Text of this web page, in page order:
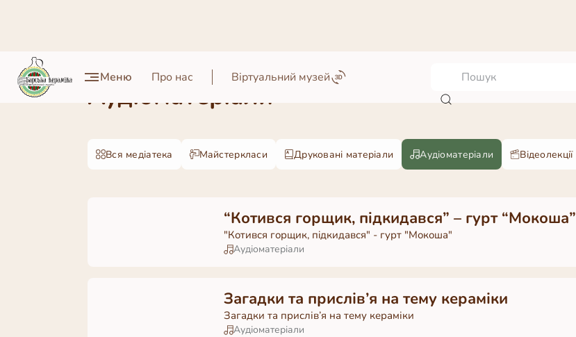
Меню Про нас Віртуальний музей
Аудіоматеріали
Вся медіатека Майстеркласи Друковані матеріали Аудіоматеріали Відеолекції
“Котився горщик, пiдкидався” – гурт “Мокоша”
"Котився горщик, пiдкидався" - гурт "Мокоша"
Аудіоматеріали
Загадки та прислів’я на тему кераміки
Загадки та прислів’я на тему кераміки
Аудіоматеріали